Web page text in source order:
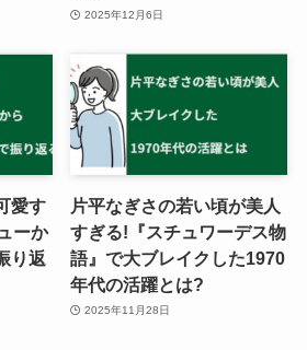
2025年12月6日
愛す
ーか
り返
片平なぎさの若い頃が美人
すぎる!『スチュワーデス物
語』で大ブレイクした1970
年代の活躍とは?
2025年11月28日